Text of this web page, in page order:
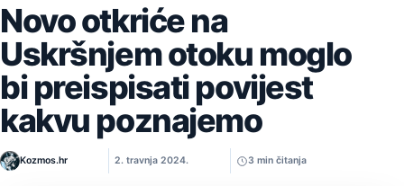
Novo otkriće na
Uskršnjem otoku moglo
bi preispisati povijest
kakvu poznajemo
Kozmos.hr 2. travnja 2024. 3 min čitanja